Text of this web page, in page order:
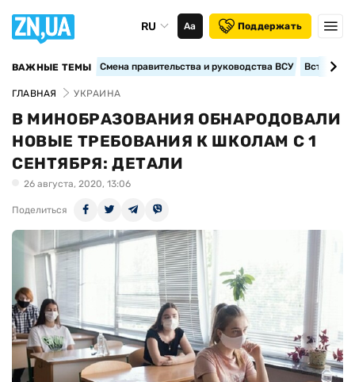
RU Аа Поддержать
ВАЖНЫЕ ТЕМЫ Смена правительства и руководства ВСУ
ГЛАВНАЯ УКРАИНА
В МИНОБРАЗОВАНИЯ ОБНАРОДОВАЛИ
НОВЫЕ ТРЕБОВАНИЯ К ШКОЛАМ С 1
СЕНТЯБРЯ: ДЕТАЛИ
26 августа, 2020, 13:06
Поделиться